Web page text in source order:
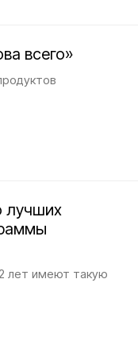
всего»
лучших
лет имеют такую